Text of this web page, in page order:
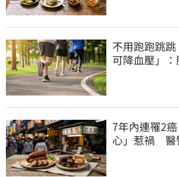
不用跑跑跳
可降血壓」
7年內連罹2
心」惹禍 醫